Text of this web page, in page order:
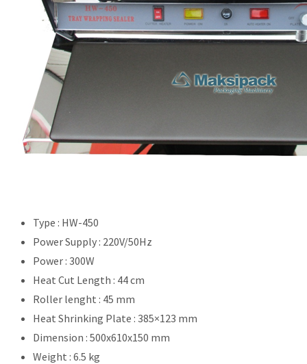
Type : HW-450
Power Supply : 220V/50Hz
Power : 300W
Heat Cut Length : 44 cm
Roller lenght : 45 mm
Heat Shrinking Plate : 385×123 mm
Dimension : 500x610x150 mm
Weight : 6.5 kg